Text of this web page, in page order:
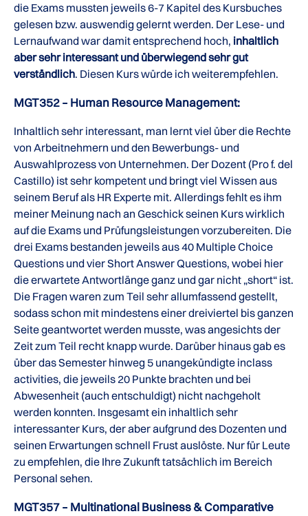
die Exams mussten jeweils 6-7 Kapitel des Kursbuches
gelesen bzw. auswendig gelernt werden. Der Lese- und
Lernaufwand war damit entsprechend hoch, inhaltlich
aber sehr interessant und überwiegend sehr gut
verständlich. Diesen Kurs würde ich weiterempfehlen.
MGT352 – Human Resource Management:
Inhaltlich sehr interessant, man lernt viel über die Rechte
von Arbeitnehmern und den Bewerbungs- und
Auswahlprozess von Unternehmen. Der Dozent (Pro f. del
Castillo) ist sehr kompetent und bringt viel Wissen aus
seinem Beruf als HR Experte mit. Allerdings fehlt es ihm
meiner Meinung nach an Geschick seinen Kurs wirklich
auf die Exams und Prüfungsleistungen vorzubereiten. Die
drei Exams bestanden jeweils aus 40 Multiple Choice
Questions und vier Short Answer Questions, wobei hier
die erwartete Antwortlänge ganz und gar nicht „short“ ist.
Die Fragen waren zum Teil sehr allumfassend gestellt,
sodass schon mit mindestens einer dreiviertel bis ganzen
Seite geantwortet werden musste, was angesichts der
Zeit zum Teil recht knapp wurde. Darüber hinaus gab es
über das Semester hinweg 5 unangekündigte inclass
activities, die jeweils 20 Punkte brachten und bei
Abwesenheit (auch entschuldigt) nicht nachgeholt
werden konnten. Insgesamt ein inhaltlich sehr
interessanter Kurs, der aber aufgrund des Dozenten und
seinen Erwartungen schnell Frust auslöste. Nur für Leute
zu empfehlen, die Ihre Zukunft tatsächlich im Bereich
Personal sehen.
MGT357 – Multinational Business & Comparative